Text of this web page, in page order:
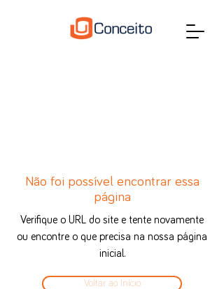
Não foi possível encontrar essa
página
Verifique o URL do site e tente novamente
ou encontre o que precisa na nossa página
inicial.
Voltar ao Início